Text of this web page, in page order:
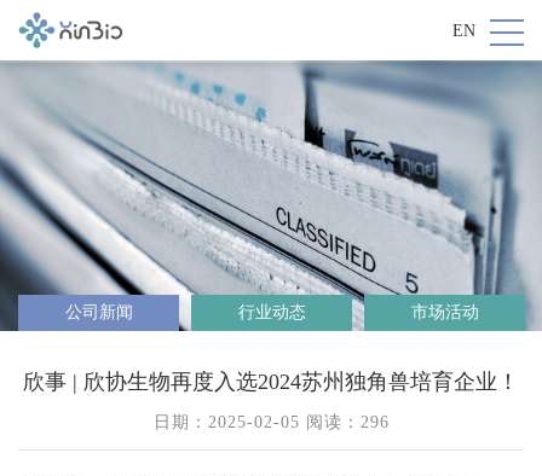
EN
公司新闻 行业动态 市场活动
欣事 | 欣协生物再度入选2024苏州独角兽培育企业！
日期：2025-02-05 阅读： 296